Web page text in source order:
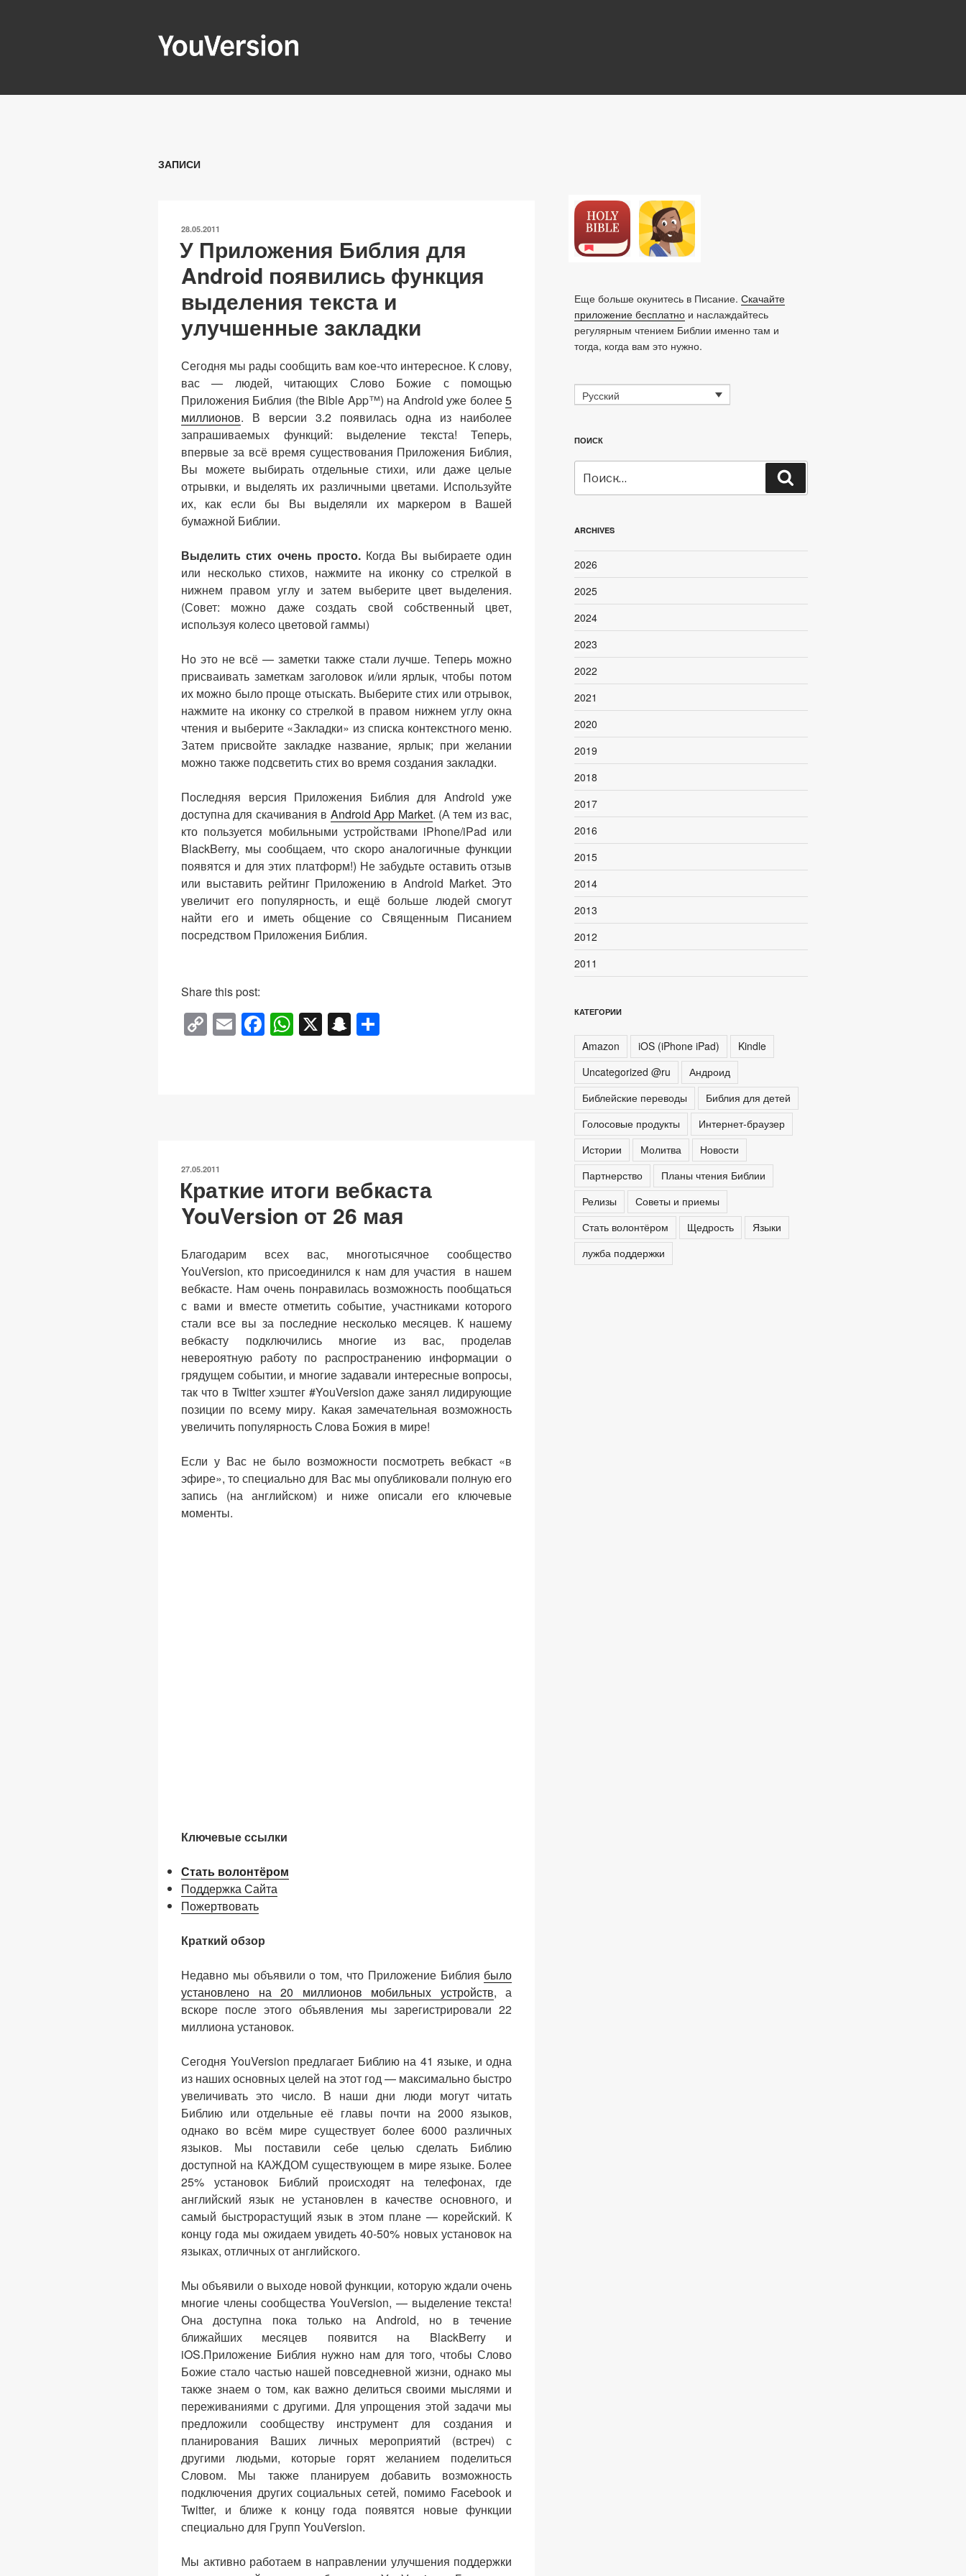
ЗАПИСИ
ОПУБЛИКОВАНО
28.05.2011
У Приложения Библия для
Android появились функция
выделения текста и
улучшенные закладки
Сегодня мы рады сообщить вам кое-что интересное. К слову,
вас — людей, читающих Слово Божие с помощью
Приложения Библия (the Bible App™) на Android уже более5
миллионов. В версии 3.2 появилась одна из наиболее
запрашиваемых функций: выделение текста! Теперь,
впервые за всё время существования Приложения Библия,
Вы можете выбирать отдельные стихи, или даже целые
отрывки, и выделять их различными цветами. Используйте
их, как если бы Вы выделяли их маркером в Вашей
бумажной Библии.
Выделить стих очень просто. Когда Вы выбираете один
или несколько стихов, нажмите на иконку со стрелкой в
нижнем правом углу и затем выберите цвет выделения.
(Совет: можно даже создать свой собственный цвет,
используя колесо цветовой гаммы)
Но это не всё — заметки также стали лучше. Теперь можно
присваивать заметкам заголовок и/или ярлык, чтобы потом
их можно было проще отыскать. Выберите стих или отрывок,
нажмите на иконку со стрелкой в правом нижнем углу окна
чтения и выберите «Закладки» из списка контекстного меню.
Затем присвойте закладке название, ярлык; при желании
можно также подсветить стих во время создания закладки.
Последняя версия Приложения Библия для Android уже
доступна для скачивания в Android App Market. (А тем из вас,
кто пользуется мобильными устройствами iPhone/iPad или
BlackBerry, мы сообщаем, что скоро аналогичные функции
появятся и для этих платформ!) Не забудьте оставить отзыв
или выставить рейтинг Приложению в Android Market. Это
увеличит его популярность, и ещё больше людей смогут
найти его и иметь общение со Священным Писанием
посредством Приложения Библия.
Share this post:
C
o
k
E
m
F
a
k
W
h
X S
n
ОПУБЛИКОВАНО
27.05.2011
Краткие итоги вебкаста
YouVersion от 26 мая
Благодарим всех вас, многотысячное сообщество
YouVersion, кто присоединился к нам для участия в нашем
вебкасте. Нам очень понравилась возможность пообщаться
с вами и вместе отметить событие, участниками которого
стали все вы за последние несколько месяцев. К нашему
вебкасту подключились многие из вас, проделав
невероятную работу по распространению информации о
грядущем событии, и многие задавали интересные вопросы,
так что в Twitter хэштег #YouVersion даже занял лидирующие
позиции по всему миру. Какая замечательная возможность
увеличить популярность Слова Божия в мире!
Если у Вас не было возможности посмотреть вебкаст «в
эфире», то специально для Вас мы опубликовали полную его
запись (на английском) и ниже описали его ключевые
моменты.
Ключевые ссылки
Стать волонтёром
Поддержка Сайта
Пожертвовать
Краткий обзор
Недавно мы объявили о том, что Приложение Библия было
установлено на 20 миллионов мобильных устройств, а
вскоре после этого объявления мы зарегистрировали 22
миллиона установок.
Сегодня YouVersion предлагает Библию на 41 языке, и одна
из наших основных целей на этот год — максимально быстро
увеличивать это число. В наши дни люди могут читать
Библию или отдельные её главы почти на 2000 языков,
однако во всём мире существует более 6000 различных
языков. Мы поставили себе целью сделать Библию
доступной на КАЖДОМ существующем в мире языке. Более
25% установок Библий происходят на телефонах, где
английский язык не установлен в качестве основного, и
самый быстрорастущий язык в этом плане — корейский. К
концу года мы ожидаем увидеть 40-50% новых установок на
языках, отличных от английского.
Мы объявили о выходе новой функции, которую ждали очень
многие члены сообщества YouVersion, — выделение текста!
Она доступна пока только на Android, но в течение
ближайших месяцев появится на BlackBerry и
iOS.Приложение Библия нужно нам для того, чтобы Слово
Божие стало частью нашей повседневной жизни, однако мы
также знаем о том, как важно делиться своими мыслями и
переживаниями с другими. Для упрощения этой задачи мы
предложили сообществу инструмент для создания и
планирования Ваших личных мероприятий (встреч) с
другими людьми, которые горят желанием поделиться
Словом. Мы также планируем добавить возможность
подключения других социальных сетей, помимо Facebook и
Twitter, и ближе к концу года появятся новые функции
специально для Групп YouVersion.
Мы активно работаем в направлении улучшения поддержки
Еще больше окунитесь в Писание. Скачайте
приложение бесплатнои наслаждайтесь
регулярным чтением Библии именно там и
тогда, когда вам это нужно.
Русский
ПОИСК
ARCHIVES
2026
2025
2024
2023
2022
2021
2020
2019
2018
2017
2016
2015
2014
2013
2012
2011
КАТЕГОРИИ
Amazon iOS (iPhone iPad)
Kindle
Uncategorized @ru
Андроид
Библейские переводы
Библия для детей
Голосовые продукты
Интернет-браузер
Истории
Молитва
Новости
Партнерство
Планы чтения Библии
Релизы
Советы и приемы
Стать волонтёром
Щедрость
Языки
лужба поддержки